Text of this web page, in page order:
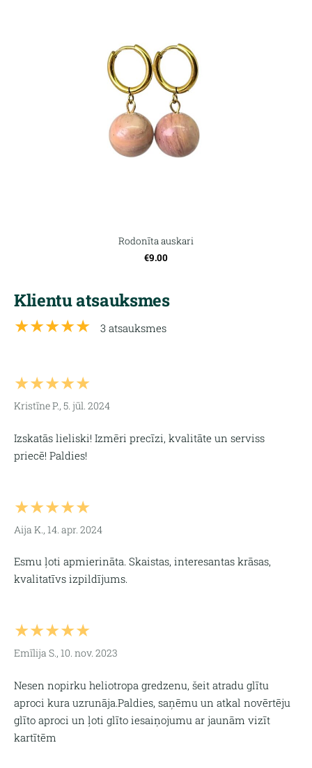
Rodonīta auskari
€9.00
Klientu atsauksmes
★★★★★ 3 atsauksmes
★★★★★
Kristīne P., 5. jūl. 2024
Izskatās lieliski! Izmēri precīzi, kvalitāte un serviss
priecē! Paldies!
★★★★★
Aija K., 14. apr. 2024
Esmu ļoti apmierināta. Skaistas, interesantas krāsas,
kvalitatīvs izpildījums.
★★★★★
Emīlija S., 10. nov. 2023
Nesen nopirku heliotropa gredzenu, šeit atradu glītu
aproci kura uzrunāja.Paldies, saņēmu un atkal novērtēju
glīto aproci un ļoti glīto iesaiņojumu ar jaunām vizīt
kartītēm